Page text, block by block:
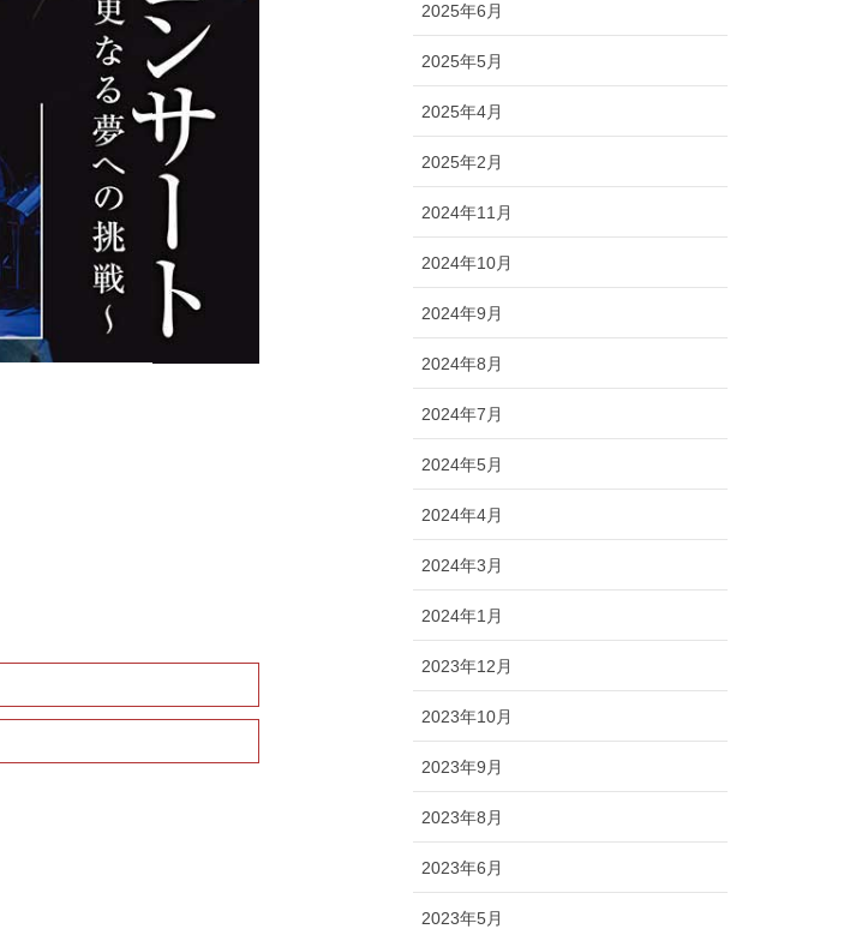
2025年6月
2025年5月
2025年4月
2025年2月
2024年11月
2024年10月
2024年9月
2024年8月
2024年7月
2024年5月
2024年4月
2024年3月
2024年1月
2023年12月
2023年10月
2023年9月
2023年8月
2023年6月
2023年5月